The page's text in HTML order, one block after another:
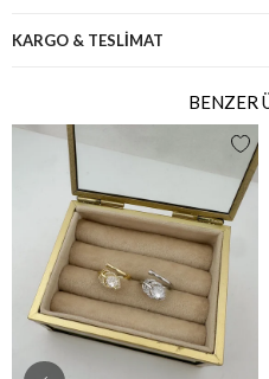
KARGO & TESLİMAT
BENZER